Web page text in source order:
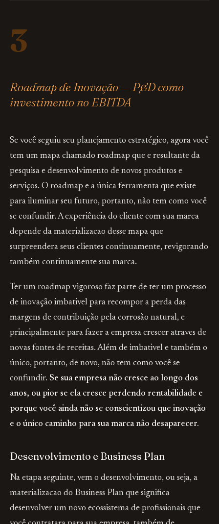
3
Roadmap de Inovação — P&D como
investimento no EBITDA
Se você seguiu seu planejamento estratégico, agora você
tem um mapa chamado roadmap que e resultante da
pesquisa e desenvolvimento de novos produtos e
serviços. O roadmap e a única ferramenta que existe
para iluminar seu futuro, portanto, não tem como você
se confundir. A experiência do cliente com sua marca
depende da materializacao desse mapa que
surpreendera seus clientes continuamente, revigorando
também continuamente sua marca.
Ter um roadmap vigoroso faz parte de ter um processo
de inovação imbativel para recompor a perda das
margens de contribuição pela corrosão natural, e
principalmente para fazer a empresa crescer atraves de
novas fontes de receitas. Além de imbativel e também o
único, portanto, de novo, não tem como você se
confundir. Se sua empresa não cresce ao longo dos
anos, ou pior se ela cresce perdendo rentabilidade e
porque você ainda não se conscientizou que inovação
e o único caminho para sua marca não desaparecer.
Desenvolvimento e Business Plan
Na etapa seguinte, vem o desenvolvimento, ou seja, a
materializacao do Business Plan que significa
desenvolver um novo ecossistema de profissionais que